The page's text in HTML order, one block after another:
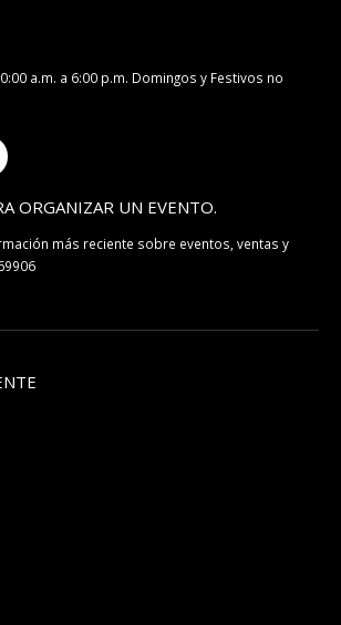
a.m. a 6:00 p.m. Domingos y Festivos no
ORGANIZAR UN EVENTO.
más reciente sobre eventos, ventas y